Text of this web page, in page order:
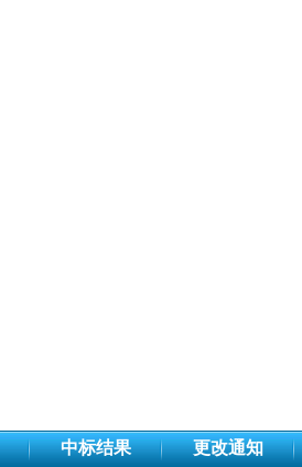
中标结果 更改通知